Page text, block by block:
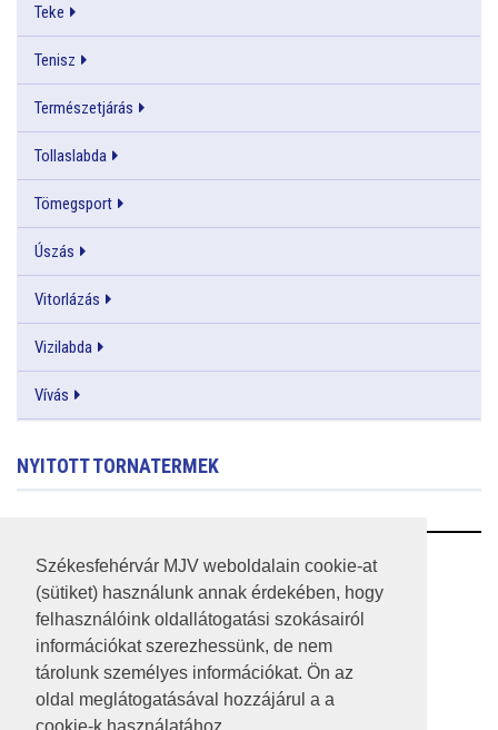
Székesfehérvár MJV weboldalain cookie-at
(sütiket) használunk annak érdekében, hogy
felhasználóink oldallátogatási szokásairól
információkat szerezhessünk, de nem
tárolunk személyes információkat. Ön az
oldal meglátogatásával hozzájárul a a
Teke
Tenisz
Természetjárás
Tollaslabda
Tömegsport
Úszás
Vitorlázás
Vizilabda
Vívás
NYITOTT TORNATERMEK
RSS
A HONLAP 2017.03.31-I ÁLLAPOTA
JOGI NYILATKOZAT
IMPRESSZUM